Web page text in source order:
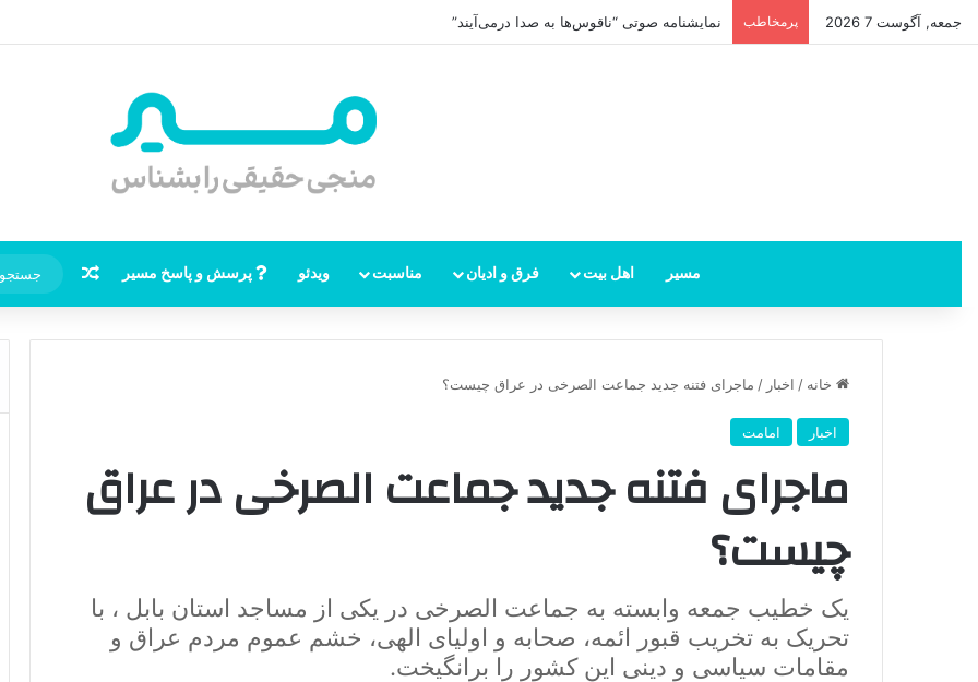
جمعه, آگوست 7 2026 پرمخاطب امام زمان از کجا ظهور می‌کند؟ محل ظهور امام زمان، نقشه راه ظهور از مکه تا پایتختی کوفه
مسیر اهل بیت فرق و ادیان مناسبت ویدئو پرسش و پاسخ مسیر نوشته
خانه / اخبار / ماجرای فتنه جدید جماعت الصرخی در عراق چیست؟
اخبار امامت
ماجرای فتنه جدید جماعت الصرخی در عراق
چیست؟
یک خطیب جمعه وابسته به جماعت الصرخی در یکی از مساجد استان بابل ، با
تحریک به تخریب قبور ائمه، صحابه و اولیای الهی، خشم عموم مردم عراق و
مقامات سیاسی و دینی این کشور را برانگیخت.